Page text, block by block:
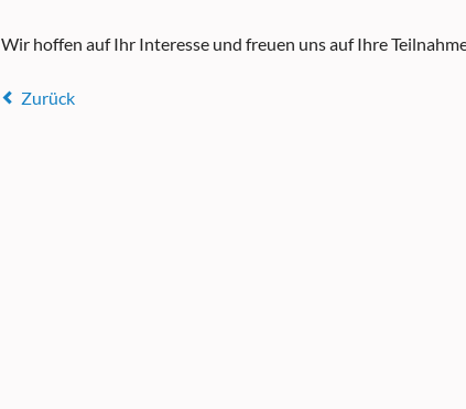
Wir hoffen auf Ihr Interesse und freuen uns auf Ihre
Zurück